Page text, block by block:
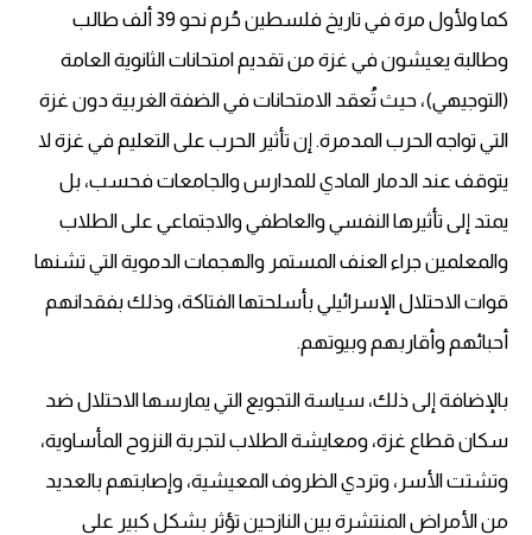
كما ولأول مرة في تاريخ فلسطين حُرم نحو 39 ألف طالب
وطالبة يعيشون في غزة من تقديم امتحانات الثانوية العامة
(التوجيهي)، حيث تُعقد الامتحانات في الضفة الغربية دون غزة
التي تواجه الحرب المدمرة. إن تأثير الحرب على التعليم في غزة لا
يتوقف عند الدمار المادي للمدارس والجامعات فحسب، بل
يمتد إلى تأثيرها النفسي والعاطفي والاجتماعي على الطلاب
والمعلمين جراء العنف المستمر والهجمات الدموية التي تشنها
قوات الاحتلال الإسرائيلي بأسلحتها الفتاكة، وذلك بفقدانهم
أحبائهم وأقاربهم وبيوتهم.
بالإضافة إلى ذلك، سياسة التجويع التي يمارسها الاحتلال ضد
سكان قطاع غزة، ومعايشة الطلاب لتجربة النزوح المأساوية،
وتشتت الأسر، وتردي الظروف المعيشية، وإصابتهم بالعديد
من الأمراض المنتشرة بين النازحين تؤثر بشكل كبير على